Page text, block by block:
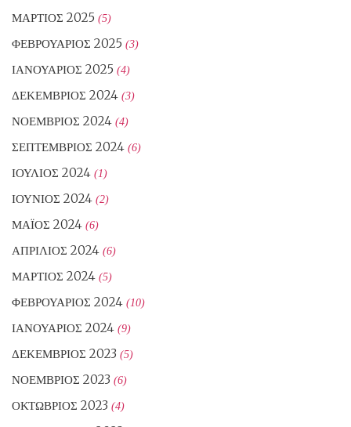
ΜΆΡΤΙΟΣ 2025 (5)
ΦΕΒΡΟΥΆΡΙΟΣ 2025 (3)
ΙΑΝΟΥΆΡΙΟΣ 2025 (4)
ΔΕΚΈΜΒΡΙΟΣ 2024 (3)
ΝΟΈΜΒΡΙΟΣ 2024 (4)
ΣΕΠΤΈΜΒΡΙΟΣ 2024 (6)
ΙΟΎΛΙΟΣ 2024 (1)
ΙΟΎΝΙΟΣ 2024 (2)
ΜΆΙΟΣ 2024 (6)
ΑΠΡΊΛΙΟΣ 2024 (6)
ΜΆΡΤΙΟΣ 2024 (5)
ΦΕΒΡΟΥΆΡΙΟΣ 2024 (10)
ΙΑΝΟΥΆΡΙΟΣ 2024 (9)
ΔΕΚΈΜΒΡΙΟΣ 2023 (5)
ΝΟΈΜΒΡΙΟΣ 2023 (6)
ΟΚΤΏΒΡΙΟΣ 2023 (4)